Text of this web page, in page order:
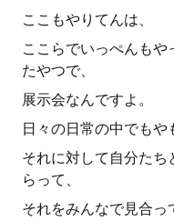
ここもやりてんは、
ここらでいっぺんも
たやつで、
展示会なんですよ。
日々の日常の中でもや
それに対して自分たち
らって、
それをみんなで見合っ